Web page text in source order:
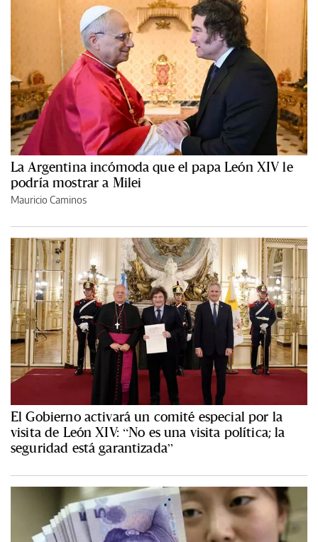
La Argentina incómoda que el papa León XIV le
podría mostrar a Milei
Mauricio Caminos
El Gobierno activará un comité especial por la
visita de León XIV: “No es una visita política; la
seguridad está garantizada”